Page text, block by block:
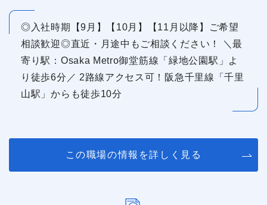
◎入社時期【9月】【10月】【11月以降】ご希望
相談歓迎◎直近・月途中もご相談ください！ ＼最
寄り駅：Osaka Metro御堂筋線「緑地公園駅」よ
り徒歩6分／ 2路線アクセス可！阪急千里線「千里
山駅」からも徒歩10分
この職場の情報を詳しく見る